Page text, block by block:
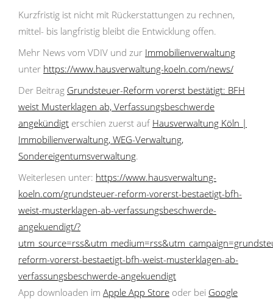
Kurzfristig ist nicht mit Rückerstattungen zu rechnen,
mittel- bis langfristig bleibt die Entwicklung offen.
Mehr News vom VDIV und zur Immobilienverwaltung
unter https://www.hausverwaltung-koeln.com/news/
Der Beitrag Grundsteuer-Reform vorerst bestätigt: BFH
weist Musterklagen ab, Verfassungsbeschwerde
angekündigt erschien zuerst auf Hausverwaltung Köln |
Immobilienverwaltung, WEG-Verwaltung,
Sondereigentumsverwaltung.
Weiterlesen unter: https://www.hausverwaltung-
koeln.com/grundsteuer-reform-vorerst-bestaetigt-bfh-
weist-musterklagen-ab-verfassungsbeschwerde-
angekuendigt/?
reform-vorerst-bestaetigt-bfh-weist-musterklagen-ab-
verfassungsbeschwerde-angekuendigt
App downloaden im Apple App Store oder bei Google